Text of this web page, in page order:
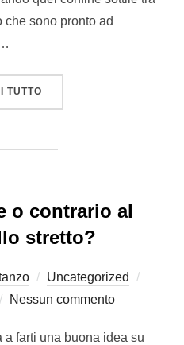
sono pronto ad
TUTTO“OLTRE IL TEMPO,
o contrario al
stretto?
Uncategorized
Nessun commento
a farti una buona idea su